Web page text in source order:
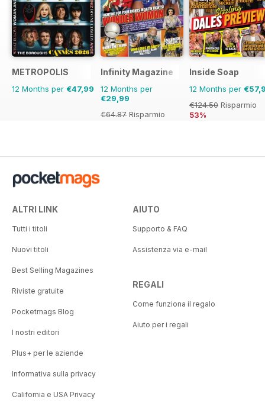
METROPOLIS
12 Months per €47,99
Infinity Magazine
12 Months per
€29,99
€64.87 Risparmio
Inside Soap
12 Months per
€124.50 Risparmio
53%
ALTRI LINK
Tutti i titoli
Nuovi titoli
Best Selling Magazines
Riviste gratuite
Pocketmags Blog
I nostri editori
Plus+ per le aziende
Informativa sulla privacy
California e USA Privacy
AIUTO
Supporto & FAQ
Assistenza via e-mail
REGALI
Come funziona il regalo
Aiuto per i regali